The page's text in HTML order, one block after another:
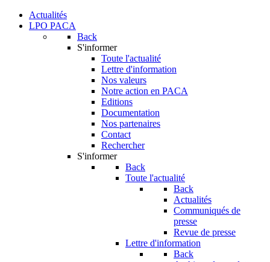
Actualités
LPO PACA
Back
S'informer
Toute l'actualité
Lettre d'information
Nos valeurs
Notre action en PACA
Editions
Documentation
Nos partenaires
Contact
Rechercher
S'informer
Back
Toute l'actualité
Back
Actualités
Communiqués de
presse
Revue de presse
Lettre d'information
Back